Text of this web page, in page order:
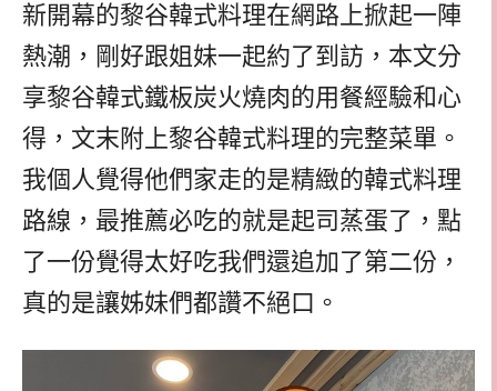
新開幕的黎谷韓式料理在網路上掀起一陣
熱潮，剛好跟姐妹一起約了到訪，本文分
享黎谷韓式鐵板炭火燒肉的用餐經驗和心
得，文末附上黎谷韓式料理的完整菜單。
我個人覺得他們家走的是精緻的韓式料理
路線，最推薦必吃的就是起司蒸蛋了，點
了一份覺得太好吃我們還追加了第二份，
真的是讓姊妹們都讚不絕口。